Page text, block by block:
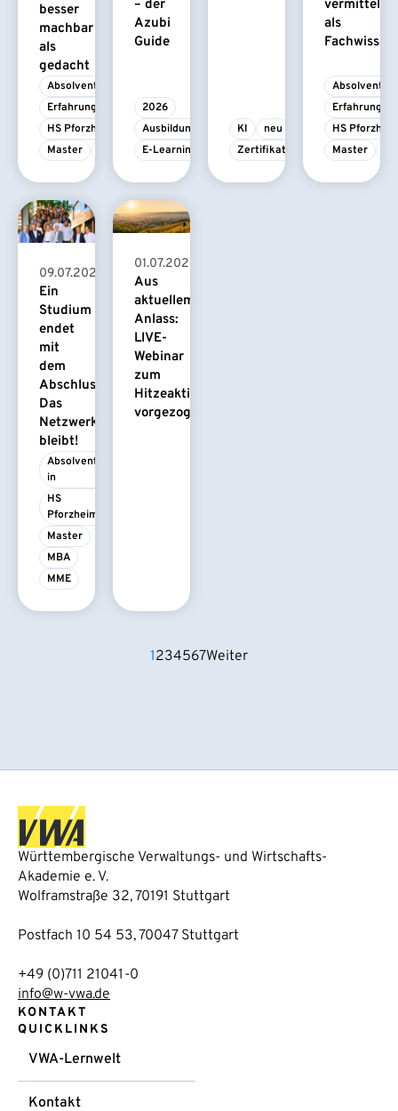
besser
machbar
als
gedacht
Absolvent/-in
Erfahrungsbericht
HS Pforzheim
Master
– der
Azubi
Guide
2026
Ausbildung
E-Learning
KI
neu
Zertifikatskurs
vermittelt
als
Fachwissen
Absolvent/-
HS
Master
09.07.2026
Ein
Studium
endet
mit
dem
Abschluss.
Das
Netzwerk
bleibt!
Absolvent/-
in
HS
Pforzheim
Master
MBA
MME
01.07.2026
Aus
aktuellem
Anlass:
LIVE-
Webinar
zum
Hitzeaktionsplan
vorgezogen
1234567Weiter
Württembergische Verwaltungs- und Wirtschafts-
Akademie e. V.
Wolframstraße 32, 70191 Stuttgart
Postfach 10 54 53, 70047 Stuttgart
+49 (0)711 21041-0
info@w-vwa.de
KONTAKT
QUICKLINKS
VWA-Lernwelt
Kontakt